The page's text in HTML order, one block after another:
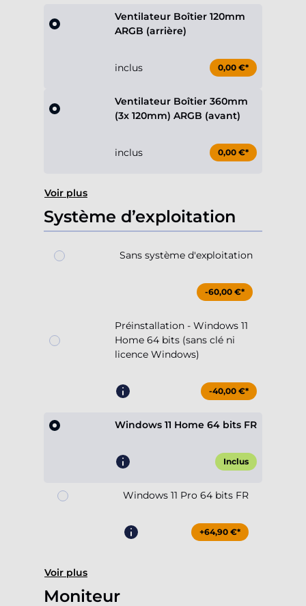
Ventilateur Boîtier 120mm
ARGB (arrière)
inclus 0,00 €*
Ventilateur Boîtier 360mm
(3x 120mm) ARGB (avant)
inclus 0,00 €*
Voir plus
Système d’exploitation
Sans système d'exploitation
-60,00 €*
Préinstallation - Windows 11
Home 64 bits (sans clé ni
licence Windows)
-40,00 €*
Windows 11 Home 64 bits FR
Inclus
Windows 11 Pro 64 bits FR
+64,90 €*
Voir plus
Moniteur